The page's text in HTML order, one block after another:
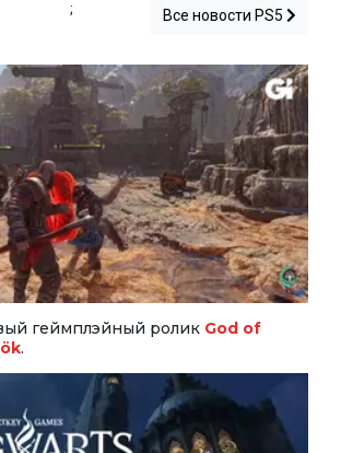
; Все новости PS5
геймплэйный ролик God of
.